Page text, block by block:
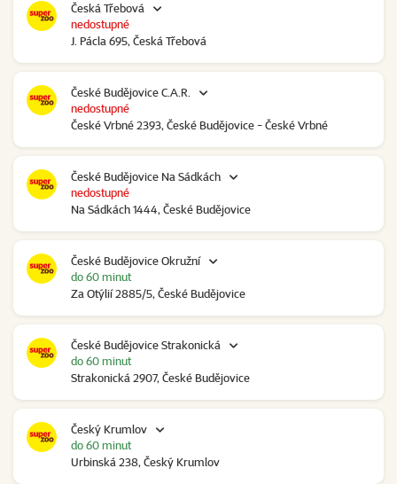
Česká Třebová
J. Pácla 695, Česká Třebová
nedostupné
České Budějovice C.A.R.
České Vrbné 2393, České Budějovice - České Vrbné
nedostupné
České Budějovice Na Sádkách
Na Sádkách 1444, České Budějovice
nedostupné
České Budějovice Okružní
Za Otýlií 2885/5, České Budějovice
do 60 minut
České Budějovice Strakonická
Strakonická 2907, České Budějovice
do 60 minut
Český Krumlov
Urbinská 238, Český Krumlov
do 60 minut